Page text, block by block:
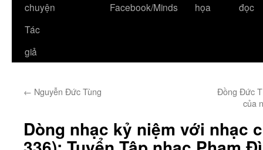
chuyện
Facebook/Minds
họa
đọc
Tác
giả
← Nguyễn Đức Tùng
Đồng Đức
của
Dòng nhạc kỷ niệm với nhạc